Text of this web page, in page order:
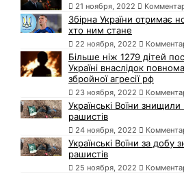
21 ноября, 2022
Збірна України отримає
хто ним стане
22 ноября, 2022
Більше ніж 1279 дітей
Україні внаслідок
збройної агресії рф
23 ноября, 2022
Українські Воїни
рашистів
24 ноября, 2022
Українські Воїни за добу
рашистів
25 ноября, 2022